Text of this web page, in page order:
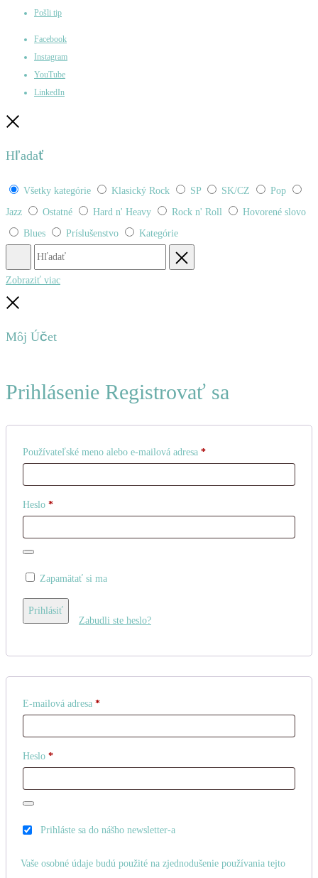
Pošli tip
Facebook
Instagram
YouTube
LinkedIn
Hľadať
Všetky kategórie Klasický Rock SP SK/CZ
Pop
Jazz
Ostatné Hard n' Heavy Rock n' Roll
Hovorené slovo
Blues
Príslušenstvo Kategórie
Hľadať
Zobraziť viac
Môj Účet
Prihlásenie Registrovať sa
Používateľské meno alebo e-mailová adresa *Povinné
Heslo *Povinné
Zapamätať si ma
Prihlásiť
Zabudli ste heslo?
E-mailová adresa *Povinné
Heslo *Povinné
Prihláste sa do nášho newsletter-a
Vaše osobné údaje budú použité na zjednodušenie používania tejto